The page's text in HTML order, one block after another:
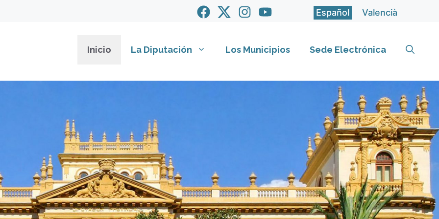
Español Valencià
Inicio La Diputación Los Municipios Sede Electrónica